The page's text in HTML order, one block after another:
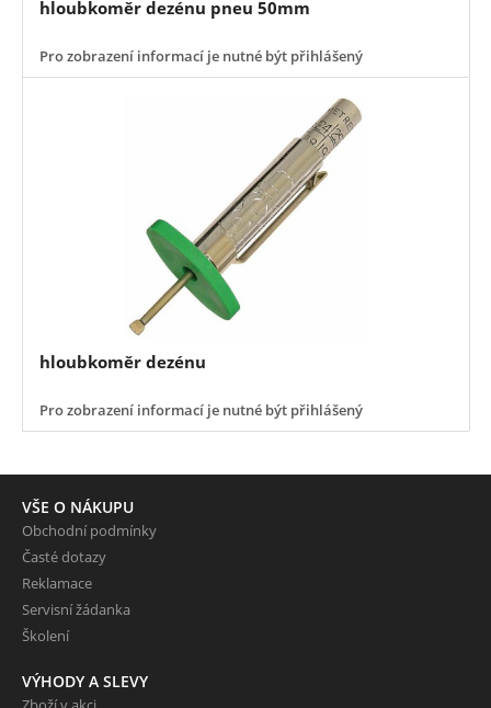
hloubkoměr dezénu pneu 50mm
Pro zobrazení informací je nutné být přihlášený
hloubkoměr dezénu
Pro zobrazení informací je nutné být přihlášený
VŠE O NÁKUPU
Obchodní podmínky
Časté dotazy
Reklamace
Servisní žádanka
Školení
VÝHODY A SLEVY